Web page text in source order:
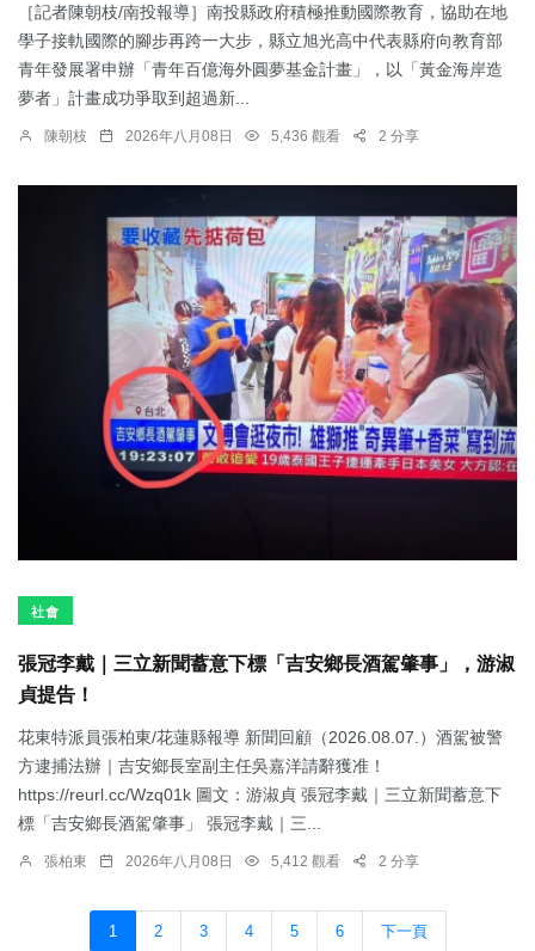
［記者陳朝枝/南投報導］南投縣政府積極推動國際教育，協助在地
學子接軌國際的腳步再跨一大步，縣立旭光高中代表縣府向教育部
青年發展署申辦「青年百億海外圓夢基金計畫」，以「黃金海岸造
夢者」計畫成功爭取到超過新...
陳朝枝 2026年八月08日 5,436 觀看 2 分享
社會
張冠李戴｜三立新聞蓄意下標「吉安鄉長酒駕肇事」，游淑
貞提告！
花東特派員張柏東/花蓮縣報導 新聞回顧（2026.08.07.）酒駕被警
方逮捕法辦｜吉安鄉長室副主任吳嘉洋請辭獲准！
https://reurl.cc/Wzq01k 圖文：游淑貞 張冠李戴｜三立新聞蓄意下
標「吉安鄉長酒駕肇事」 張冠李戴｜三...
張柏東 2026年八月08日 5,412 觀看 2 分享
1 2 3 4 5 6 下一頁